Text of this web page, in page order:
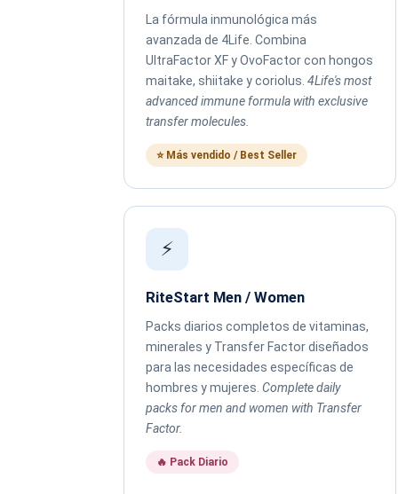
La fórmula inmunológica más
avanzada de 4Life. Combina
UltraFactor XF y OvoFactor con hongos
maitake, shiitake y coriolus. 4Life's most
advanced immune formula with exclusive
transfer molecules.
⭐ Más vendido / Best Seller
⚡
RiteStart Men / Women
Packs diarios completos de vitaminas,
minerales y Transfer Factor diseñados
para las necesidades específicas de
hombres y mujeres. Complete daily
packs for men and women with Transfer
Factor.
🔥 Pack Diario